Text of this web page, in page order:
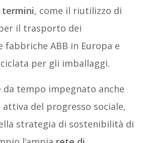
termini, come il riutilizzo di
il trasporto dei
ABB in Europa e
per gli imballaggi.
tempo impegnato anche
del progresso sociale,
strategia di sostenibilità di